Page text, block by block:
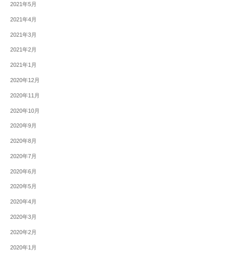
2021年5月
2021年4月
2021年3月
2021年2月
2021年1月
2020年12月
2020年11月
2020年10月
2020年9月
2020年8月
2020年7月
2020年6月
2020年5月
2020年4月
2020年3月
2020年2月
2020年1月